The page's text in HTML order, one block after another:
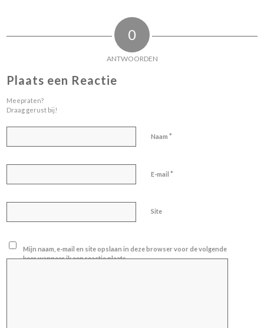
0
ANTWOORDEN
Plaats een Reactie
Meepraten?
Draag gerust bij!
Naam*
E-mail*
Site
Mijn naam, e-mail en site opslaan in deze browser voor de volgende
keer wanneer ik een reactie plaats.